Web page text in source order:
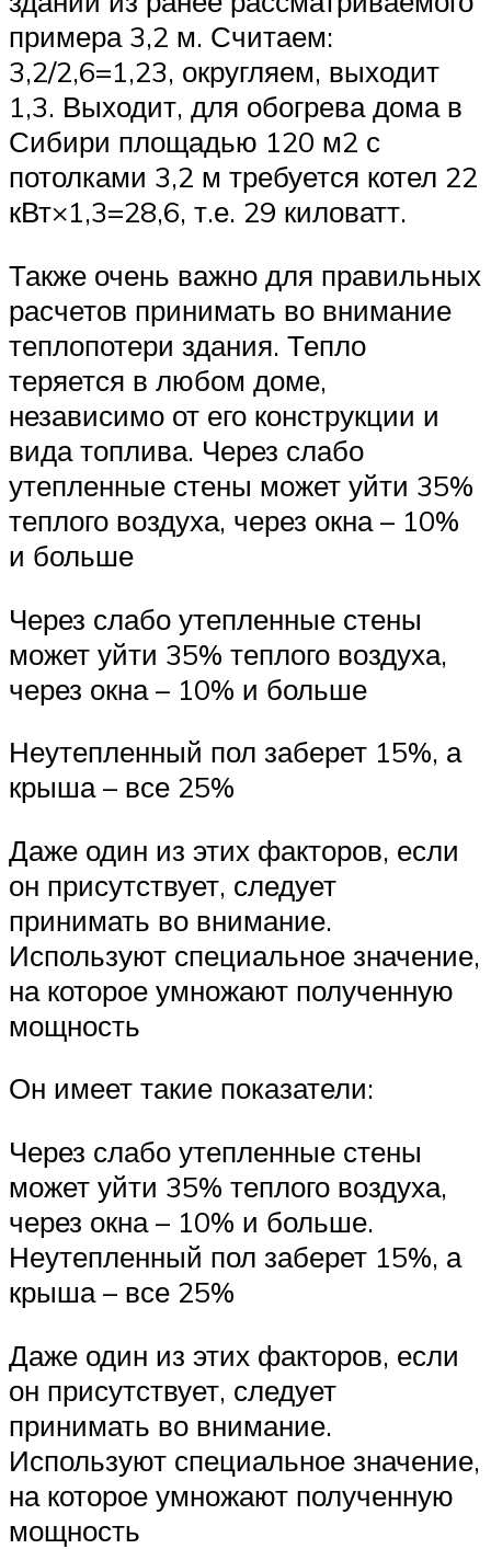
примера 3,2 м. Считаем:
3,2/2,6=1,23, округляем, выходит
1,3. Выходит, для обогрева дома в
Сибири площадью 120 м2 с
потолками 3,2 м требуется котел 22
кВт×1,3=28,6, т.е. 29 киловатт.
Также очень важно для правильных
расчетов принимать во внимание
теплопотери здания. Тепло
теряется в любом доме,
независимо от его конструкции и
вида топлива. Через слабо
утепленные стены может уйти 35%
теплого воздуха, через окна – 10%
и больше
Через слабо утепленные стены
может уйти 35% теплого воздуха,
через окна – 10% и больше
Неутепленный пол заберет 15%, а
крыша – все 25%
Даже один из этих факторов, если
он присутствует, следует
принимать во внимание.
Используют специальное значение,
на которое умножают полученную
мощность
Он имеет такие показатели:
Через слабо утепленные стены
может уйти 35% теплого воздуха,
через окна – 10% и больше.
Неутепленный пол заберет 15%, а
крыша – все 25%
Даже один из этих факторов, если
он присутствует, следует
принимать во внимание.
Используют специальное значение,
на которое умножают полученную
мощность